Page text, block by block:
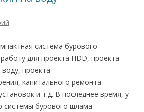
система бурового
для проекта HDD, проекта
проекта
капитального ремонта
и т.д. В последнее время, у
системы бурового шлама